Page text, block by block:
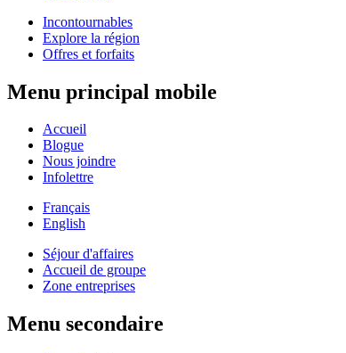
Incontournables
Explore la région
Offres et forfaits
Menu principal mobile
Accueil
Blogue
Nous joindre
Infolettre
Français
English
Séjour d'affaires
Accueil de groupe
Zone entreprises
Menu secondaire